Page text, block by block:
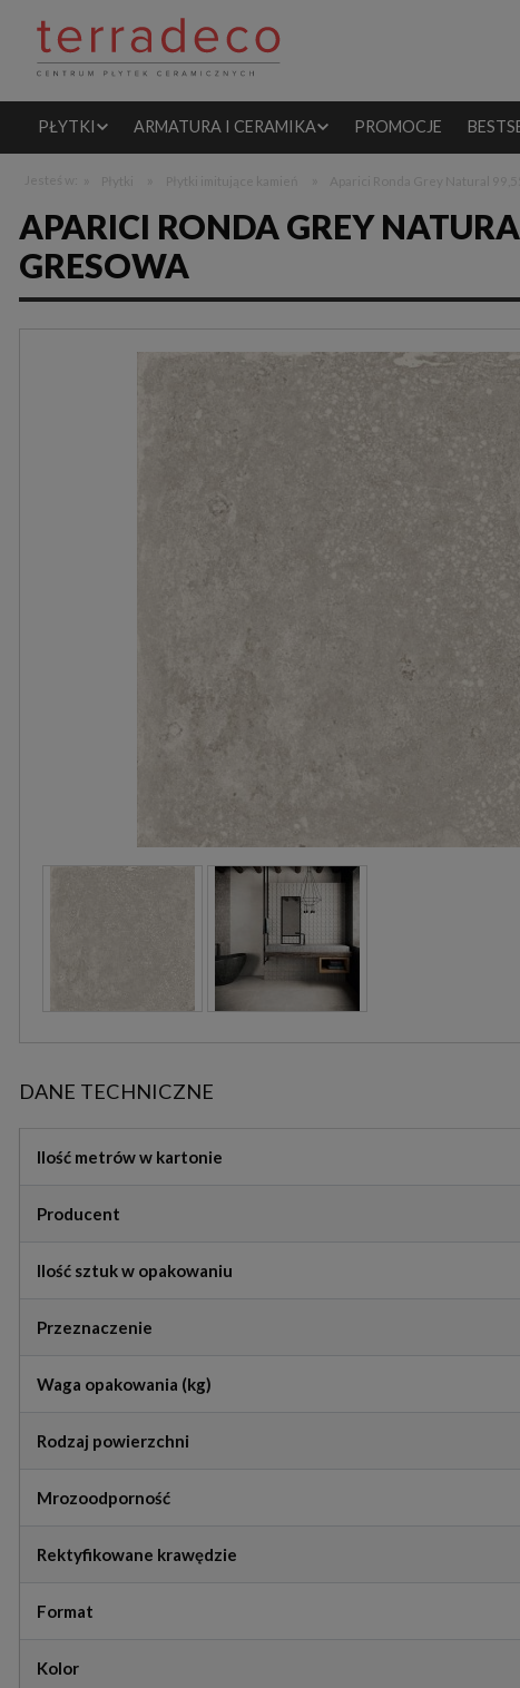
PŁYTKI ARMATURA I CERAMIKA PROMOCJE
APARICI RONDA GREY
GRESOWA
DANE TECHNICZNE
Ilość metrów w kartonie
Producent
Ilość sztuk w opakowaniu
Przeznaczenie
Waga opakowania (kg)
Rodzaj powierzchni
Mrozoodporność
Rektyfikowane krawędzie
Format
Kolor